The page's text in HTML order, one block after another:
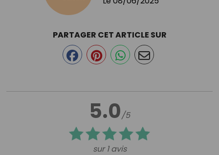
5.0/5
sur 1 avis
PARTAGER CET ARTICLE SUR